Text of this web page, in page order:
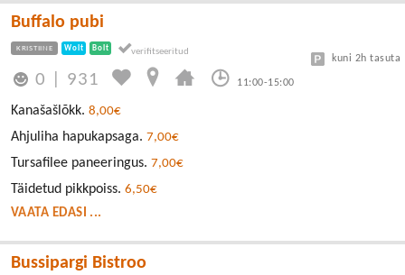
Buffalo pubi
KRISTIINE Wolt Bolt
0 931 11:00-15:00
kuni 2h tasuta
Kanašašlõkk. 8,00€
Ahjuliha hapukapsaga. 7,00€
Tursafilee paneeringus. 7,00€
Täidetud pikkpoiss. 6,50€
VAATA EDASI ...
Bussipargi Bistroo